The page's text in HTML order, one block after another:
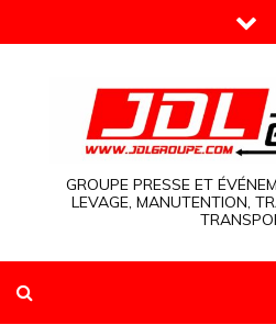
to
GROUPE PRESSE ET
LEVAGE, MANUTENTION,